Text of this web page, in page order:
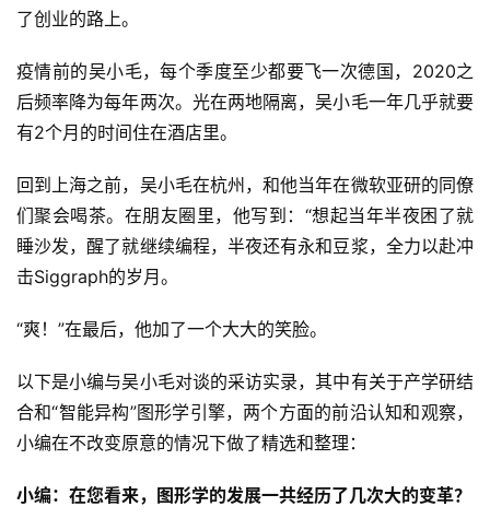
了创业的路上。
疫情前的吴小毛，每个季度至少都要飞一次德国，2020之
后频率降为每年两次。光在两地隔离，吴小毛一年几乎就要
有2个月的时间住在酒店里。
回到上海之前，吴小毛在杭州，和他当年在微软亚研的同僚
们聚会喝茶。在朋友圈里，他写到：“想起当年半夜困了就
睡沙发，醒了就继续编程，半夜还有永和豆浆，全力以赴冲
击Siggraph的岁月。
“爽！”在最后，他加了一个大大的笑脸。
以下是小编与吴小毛对谈的采访实录，其中有关于产学研结
合和“智能异构”图形学引擎，两个方面的前沿认知和观察，
小编在不改变原意的情况下做了精选和整理：
小编：在您看来，图形学的发展一共经历了几次大的变革？